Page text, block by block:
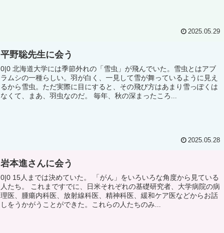
2025.05.29
平野聡先生に会う
0|0 北海道大学には季節外れの「雪虫」が飛んでいた。雪虫とはアブ
ラムシの一種らしい。羽が白く、一見して雪が舞っているように見え
るから雪虫。ただ実際に目にすると、その飛び方はあまり雪っぽくは
なくて、まあ、羽虫なのだ。 毎年、秋の深まったころ...
2025.05.28
岩本進さんに会う
0|0 15人までは決めていた。 「がん」をいろいろな角度から見ている
人たち。 これまですでに、日米それぞれの基礎研究者、大学病院の病
理医、腫瘍内科医、放射線科医、精神科医、緩和ケア医などからお話
しをうかがうことができた。これらの人たちのみ...